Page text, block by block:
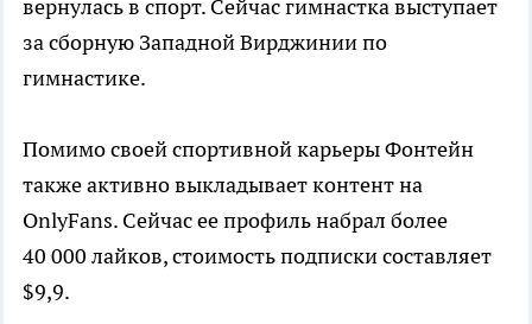
вернулась в спорт. Сейчас гимнастка выступает
за сборную Западной Вирджинии по
гимнастике.
Помимо своей спортивной карьеры Фонтейн
также активно выкладывает контент на
OnlyFans. Сейчас ее профиль набрал более
40 000 лайков, стоимость подписки составляет
$9,9.